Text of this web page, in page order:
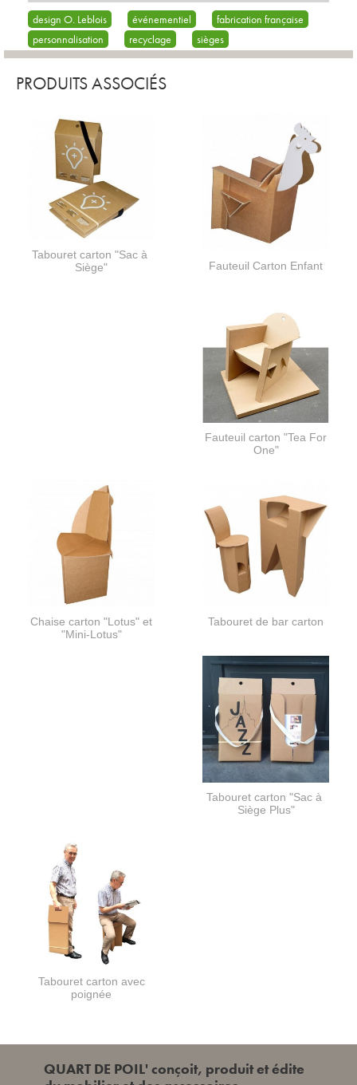
design O. Leblois événementiel
fabrication française
personnalisation
recyclage sièges
PRODUITS ASSOCIÉS
Tabouret carton "Sac à
Siège"
Fauteuil Carton Enfant
Fauteuil carton "Tea For
One"
Chaise carton "Lotus" et
"Mini-Lotus"
Tabouret de bar carton
Tabouret carton "Sac à
Siège Plus"
Tabouret carton avec
poignée
QUART DE POIL' conçoit, produit et édite